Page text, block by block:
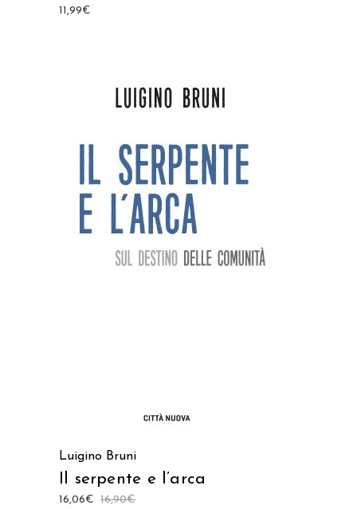
11,99€
AGGIUNGI AL CARRELLO
Luigino Bruni
Il serpente e l’arca
16,90€
16,06€